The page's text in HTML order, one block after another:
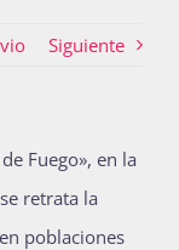
Siguiente
Fuego», en la
retrata la
poblaciones